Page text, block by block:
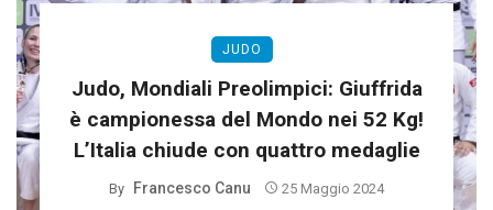
JUDO
Judo, Mondiali Preolimpici: Giuffrida
è campionessa del Mondo nei 52 Kg!
L’Italia chiude con quattro medaglie
By Francesco Canu 25 Maggio 2024